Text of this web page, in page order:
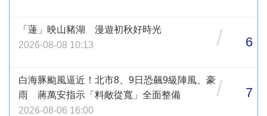
「蓮」映山豬湖 漫遊初秋好時光
2026-08-08 10:13
/ 6
白海豚颱風逼近！北市8、9日恐飆9級陣風、豪
雨 蔣萬安指示「料敵從寬」全面整備
2026-08-06 16:00
/ 7